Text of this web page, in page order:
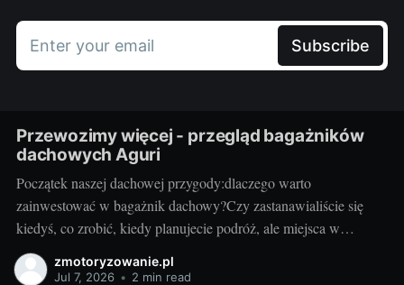
Enter your email Subscribe
Przewozimy więcej - przegląd bagażników
dachowych Aguri
Początek naszej dachowej przygody:dlaczego warto
zainwestować w bagażnik dachowy?Czy zastanawialiście się
kiedyś, co zrobić, kiedy planujecie podróż, ale miejsca w
bagażniku samochodowym zaczyna brakować? Rozwiązaniem
może być bagażnik dachowy! To praktyczny dodatek do
zmotoryzowanie.pl
Jul 7, 2026 • 2 min read